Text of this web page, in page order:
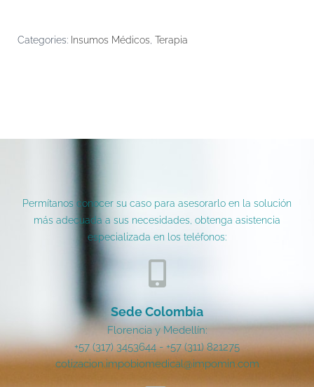
Categories: Insumos Médicos Terapia
Permítanos conocer su caso para asesorarlo en la solución
más adecuada a sus necesidades, obtenga asistencia
especializada en los teléfonos:
Sede Colombia
Florencia y Medellín:
+57 (317) 3453644 - +57 (311) 821275
cotizacion.impobiomedical@impomin.com